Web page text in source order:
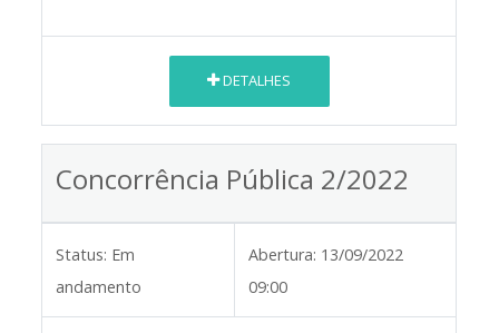
DETALHES
Concorrência Pública 2/2022
Status: Em
andamento
Abertura: 13/09/2022
09:00